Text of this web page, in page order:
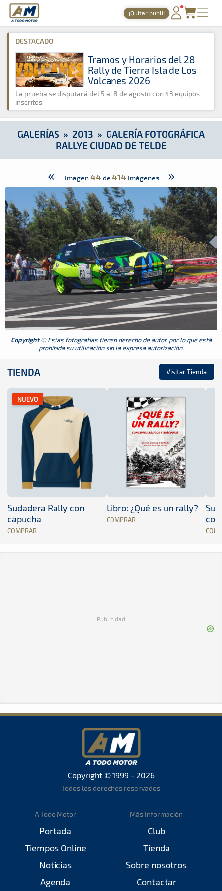
A Todo Motor · Revista del motor desde 1999
¡Quitar publi!
PORTADA
TIEMPOS ONLINE
NOTICIAS
AGENDA
GALERÍAS
TIENDA
ARCHIVO
A Todo Motor » Galerías » 2013 » Galería Fotográfica Rallye
DESTACADO
Tramos y Horarios del 28
Rally de Tierra Isla de Los
Volcanes 2026
La prueba se disputará del 5 al 8 de agosto con 43 equipos
inscritos
GALERÍAS » 2013 » GALERÍA FOTOGRÁFICA
RALLYE CIUDAD DE TELDE
« Imagen 44 de 414 Imágenes »
Copyright© Estas fotografias tienen derecho de autor, por lo que está
prohibida su utilización sin la expresa autorización.
TIENDA Visitar Tienda
NUEVO
Sudadera Rally con
capucha
COMPRAR
Libro: ¿Qué es un rally?
COMPRAR
Publicidad
Copyright © 1999 - 2026
Todos los derechos reservados
A Todo Motor
Portada
Tiempos Online
Noticias
Agenda
Más Información
Club
Tienda
Sobre nosotros
Contactar